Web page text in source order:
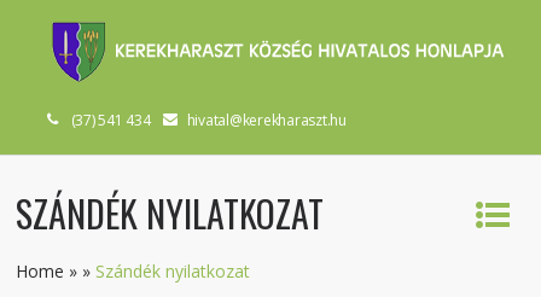
(37) 541 434 hivatal@kerekharaszt.hu
SZÁNDÉK NYILATKOZAT
Home » » Szándék nyilatkozat